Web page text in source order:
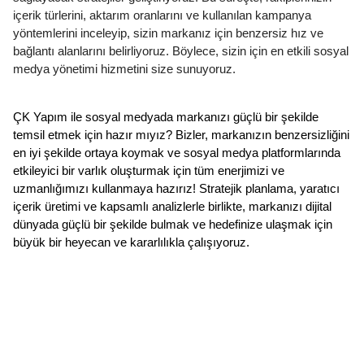
içerik türlerini, aktarım oranlarını ve kullanılan kampanya
yöntemlerini inceleyip, sizin markanız için benzersiz hız ve
bağlantı alanlarını belirliyoruz. Böylece, sizin için en etkili sosyal
medya yönetimi hizmetini size sunuyoruz.
ÇK Yapım ile sosyal medyada markanızı güçlü bir şekilde
temsil etmek için hazır mıyız? Bizler, markanızın benzersizliğini
en iyi şekilde ortaya koymak ve sosyal medya platformlarında
etkileyici bir varlık oluşturmak için tüm enerjimizi ve
uzmanlığımızı kullanmaya hazırız! Stratejik planlama, yaratıcı
içerik üretimi ve kapsamlı analizlerle birlikte, markanızı dijital
dünyada güçlü bir şekilde bulmak ve hedefinize ulaşmak için
büyük bir heyecan ve kararlılıkla çalışıyoruz.